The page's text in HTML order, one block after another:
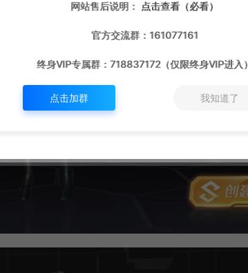
网站售后说明： 点击查看（必看）
官方交流群：161077161
终身VIP专属群：718837172（仅限终身VIP进入）
点击加群 我知道了